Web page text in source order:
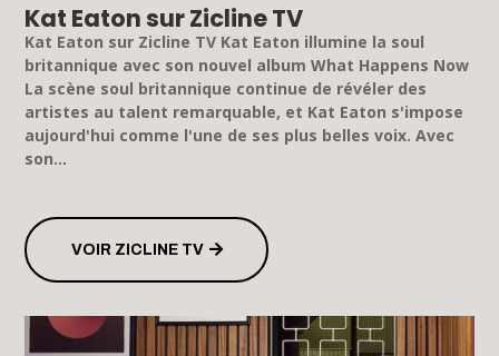
Kat Eaton sur Zicline TV
Kat Eaton sur Zicline TV Kat Eaton illumine la soul
britannique avec son nouvel album What Happens Now
La scène soul britannique continue de révéler des
artistes au talent remarquable, et Kat Eaton s'impose
aujourd'hui comme l'une de ses plus belles voix. Avec
son...
VOIR ZICLINE TV